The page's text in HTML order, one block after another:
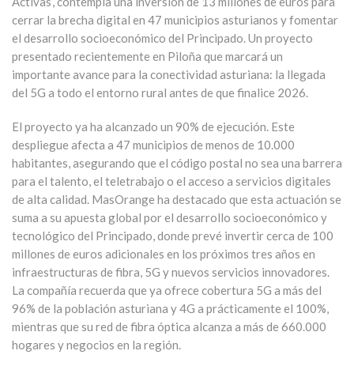
cerrar la brecha digital en 47 municipios asturianos y fomentar
el desarrollo socioeconómico del Principado. Un proyecto
presentado recientemente en Piloña que marcará un
importante avance para la conectividad asturiana: la llegada
del 5G a todo el entorno rural antes de que finalice 2026.
El proyecto ya ha alcanzado un 90% de ejecución. Este
despliegue afecta a 47 municipios de menos de 10.000
habitantes, asegurando que el código postal no sea una barrera
para el talento, el teletrabajo o el acceso a servicios digitales
de alta calidad. MasOrange ha destacado que esta actuación se
suma a su apuesta global por el desarrollo socioeconómico y
tecnológico del Principado, donde prevé invertir cerca de 100
millones de euros adicionales en los próximos tres años en
infraestructuras de fibra, 5G y nuevos servicios innovadores.
La compañía recuerda que ya ofrece cobertura 5G a más del
96% de la población asturiana y 4G a prácticamente el 100%,
mientras que su red de fibra óptica alcanza a más de 660.000
hogares y negocios en la región.